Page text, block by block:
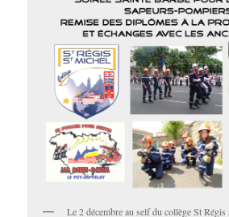
Le 2 décembre au self du collège St